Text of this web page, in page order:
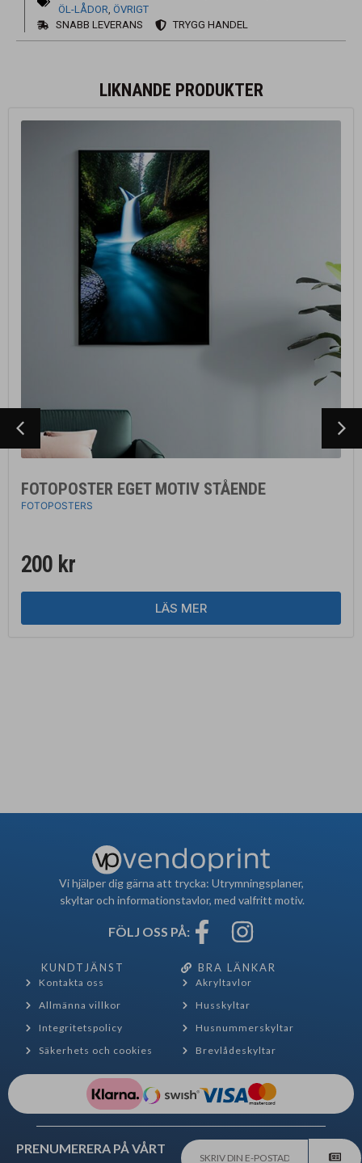
ÖL-LÅDOR, ÖVRIGT
SNABB LEVERANS
TRYGG HANDEL
LIKNANDE PRODUKTER
FOTOPOSTER EGET MOTIV STÅENDE
FOTOPOSTERS
200 kr
LÄS MER
Vi hjälper dig gärna att trycka: Utrymningsplaner,
skyltar och informationstavlor, med valfritt motiv.
FÖLJ OSS PÅ:
KUNDTJÄNST
Kontakta oss
Allmänna villkor
Integritetspolicy
Säkerhets och cookies
BRA LÄNKAR
Akryltavlor
Husskyltar
Husnummerskyltar
Brevlådeskyltar
PRENUMERERA PÅ VÅRT